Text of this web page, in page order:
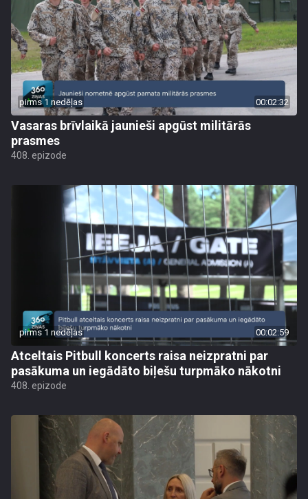
pirms 1 nedēļas 00:02:32
Vasaras brīvlaikā jaunieši apgūst militārās
prasmes
408. epizode
pirms 1 nedēļas 00:02:59
Atceltais Pitbull koncerts raisa neizpratni par
pasākuma un iegādāto biļešu turpmāko nākotni
408. epizode